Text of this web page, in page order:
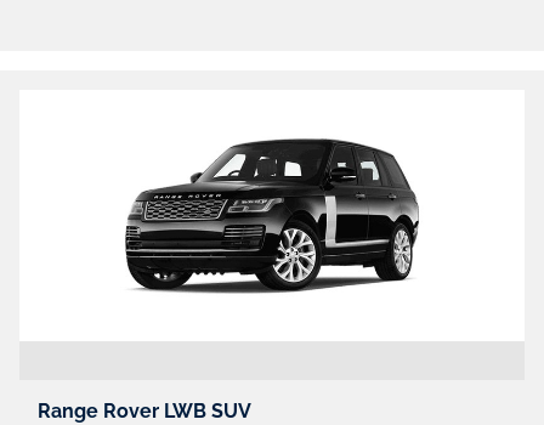
Range Rover LWB SUV